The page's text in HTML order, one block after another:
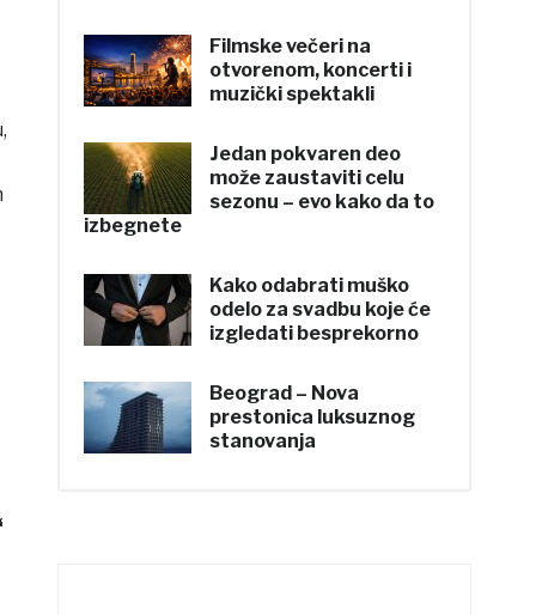
Filmske večeri na
otvorenom, koncerti i
muzički spektakli
Jedan pokvaren deo
može zaustaviti celu
sezonu – evo kako da to
izbegnete
Kako odabrati muško
odelo za svadbu koje će
izgledati besprekorno
Beograd – Nova
prestonica luksuznog
stanovanja